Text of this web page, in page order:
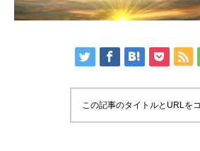
この記事のタイトルとURLを